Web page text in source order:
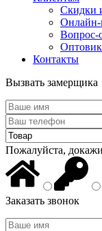
Скидки
Онлайн-
Вопрос-
Контакты
Вызвать замерщика
Пожалуйста,
Заказать звонок